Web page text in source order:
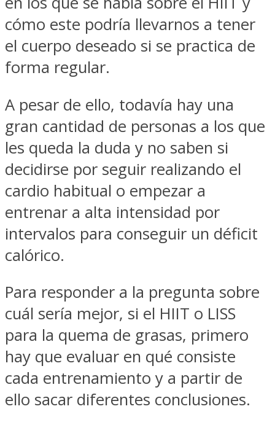
cómo este podría llevarnos a tener
el cuerpo deseado si se practica de
forma regular.
A pesar de ello, todavía hay una
gran cantidad de personas a los que
les queda la duda y no saben si
decidirse por seguir realizando el
cardio habitual o empezar a
entrenar a alta intensidad por
intervalos para conseguir un déficit
calórico.
Para responder a la pregunta sobre
cuál sería mejor, si el HIIT o LISS
para la quema de grasas, primero
hay que evaluar en qué consiste
cada entrenamiento y a partir de
ello sacar diferentes conclusiones.